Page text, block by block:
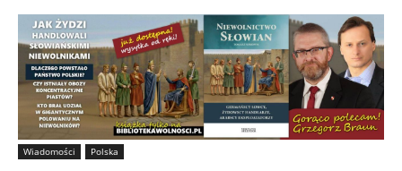
Wiadomości Polska